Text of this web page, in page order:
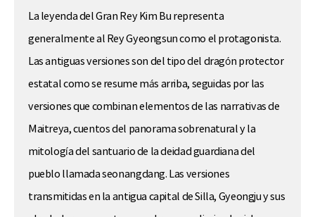
La leyenda del Gran Rey Kim Bu representa
generalmente al Rey Gyeongsun como el protagonista.
Las antiguas versiones son del tipo del dragón protector
estatal como se resume más arriba, seguidas por las
versiones que combinan elementos de las narrativas de
Maitreya, cuentos del panorama sobrenatural y la
mitología del santuario de la deidad guardiana del
pueblo llamada seonangdang. Las versiones
transmitidas en la antigua capital de Silla, Gyeongju y sus